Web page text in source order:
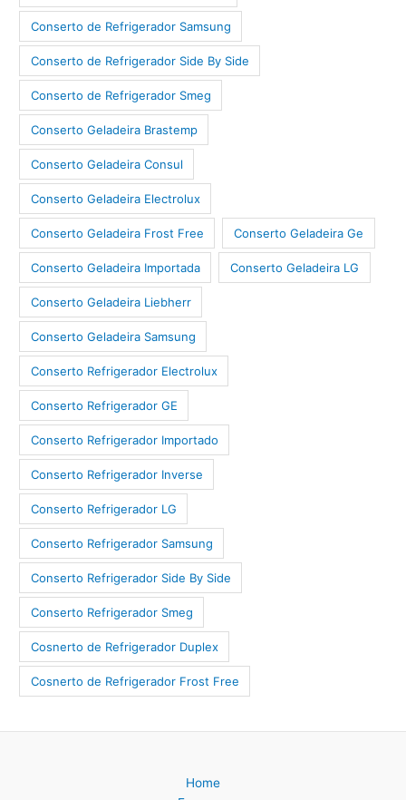
Conserto de Refrigerador Samsung
Conserto de Refrigerador Side By Side
Conserto de Refrigerador Smeg
Conserto Geladeira Brastemp
Conserto Geladeira Consul
Conserto Geladeira Electrolux
Conserto Geladeira Frost Free Conserto Geladeira Ge
Conserto Geladeira Importada Conserto Geladeira LG
Conserto Geladeira Liebherr
Conserto Geladeira Samsung
Conserto Refrigerador Electrolux
Conserto Refrigerador GE
Conserto Refrigerador Importado
Conserto Refrigerador Inverse
Conserto Refrigerador LG
Conserto Refrigerador Samsung
Conserto Refrigerador Side By Side
Conserto Refrigerador Smeg
Cosnerto de Refrigerador Duplex
Cosnerto de Refrigerador Frost Free
Home